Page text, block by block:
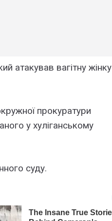
атакував вагітну жінку
прокуратури
у хуліганському
суду.